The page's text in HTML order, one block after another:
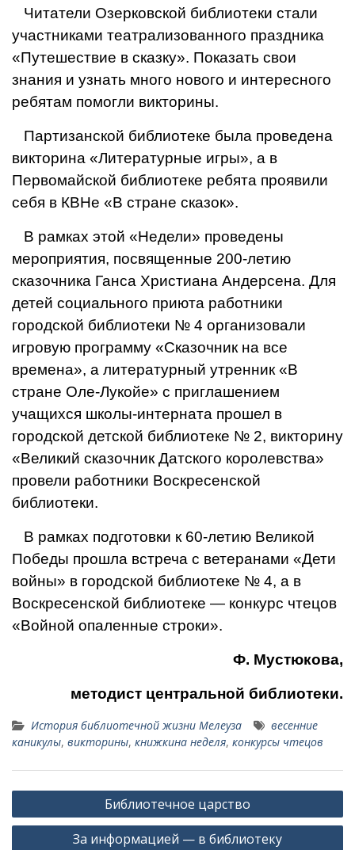
Читатели Озерковской биб­лиотеки стали
участниками театрализованного праздника
«Путешествие в сказку». По­казать свои
знания и узнать много нового и интересного
ребятам помогли викторины.
Партизанской библиотеке была проведена
викторина «Литературные игры», а в
Первомайской библиотеке ребята проявили
себя в КВНе «В стране сказок».
В рамках этой «Недели» проведены
мероприятия, по­священные 200-летию
сказоч­ника Ганса Христиана Андер­сена. Для
детей социального приюта работники
городской библиотеки № 4 организовали
игровую программу «Сказоч­ник на все
времена», а лите­ратурный утренник «В
стране Оле-Лукойе» с приглашением
учащихся школы-интерната прошел в
городской детской библиотеке № 2, виктори­ну
«Великий сказочник Датского королевства»
провели работники Воскресенской
библиотеки.
В рамках подготовки к 60-летию Великой
Победы про­шла встреча с ветеранами «Дети
войны» в городской библиотеке № 4, а в
Воскре­сенской библиотеке — конкурс чтецов
«Войной опаленные строки».
Ф. Мустюкова,
методист центральной библиотеки.
История библиотечной жизни Мелеуза
весенние
каникулы, викторины, книжкина неделя, конкурсы чтецов
Навигация
по
Библиотечное царство
За информацией — в библиотеку